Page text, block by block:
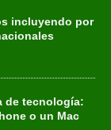
incluyendo por
de tecnología:
o un Mac